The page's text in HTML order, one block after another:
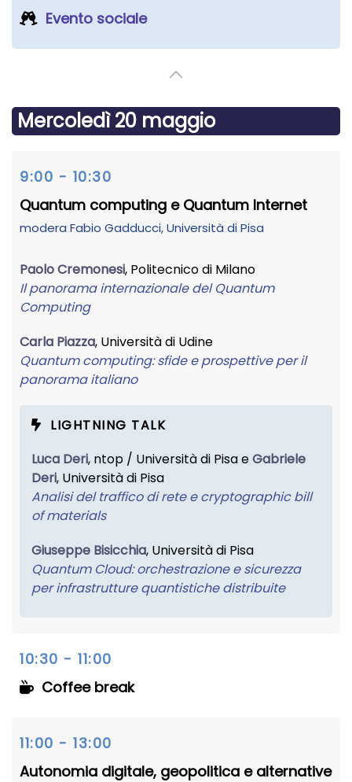
Evento sociale
Mercoledì 20 maggio
9:00 - 10:30
Quantum computing e Quantum Internet
modera Fabio Gadducci, Università di Pisa
Paolo Cremonesi, Politecnico di Milano
Il panorama internazionale del Quantum
Computing
Carla Piazza, Università di Udine
Quantum computing: sfide e prospettive per il
panorama italiano
LIGHTNING TALK
Luca Deri, ntop / Università di Pisa eGabriele
Deri, Università di Pisa
Analisi del traffico di rete e cryptographic bill
of materials
Giuseppe Bisicchia, Università di Pisa
Quantum Cloud: orchestrazione e sicurezza
per infrastrutture quantistiche distribuite
10:30 - 11:00
Coffee break
11:00 - 13:00
Autonomia digitale, geopolitica e alternative